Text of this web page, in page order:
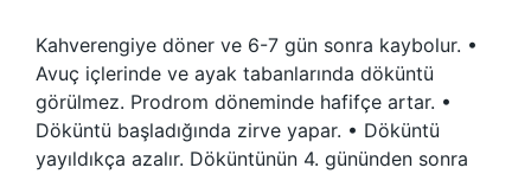
Kahverengiye döner ve 6-7 gün sonra kaybolur. •
Avuç içlerinde ve ayak tabanlarında döküntü
görülmez. Prodrom döneminde hafifçe artar. •
Döküntü başladığında zirve yapar. • Döküntü
yayıldıkça azalır. Döküntünün 4. gününden sonra